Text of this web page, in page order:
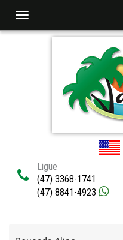
Navegaçåo
Ligue
(47) 3368-1741
(47) 8841-4923